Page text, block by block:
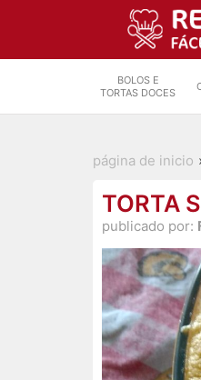
BOLOS E
TORTAS DOCES
página de inicio
TORTA
publicado por: